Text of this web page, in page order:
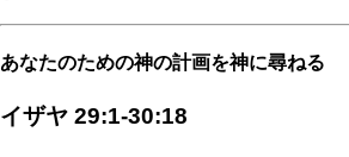
あなたのための神の計画を神に尋ねる
イザヤ 29:1-30:18